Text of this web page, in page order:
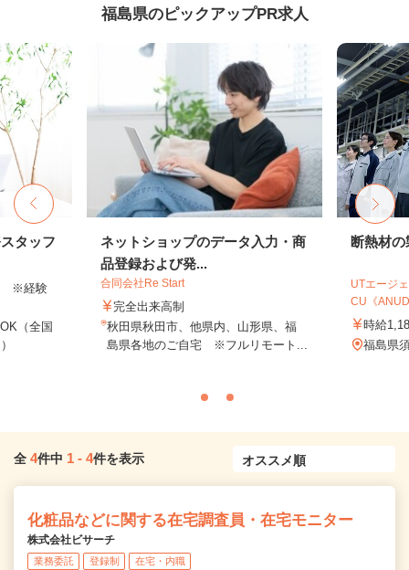
福島県のピックアップPR求人
タッフ
※経験
（全国
ネットショップのデータ入力・商
品登録および発...
合同会社Re Start
完全出来高制
秋田県秋田市、他県内、山形県、福
島県各地のご自宅 ※フルリモート...
断熱材
UTエージ
CU《
時給
福島県
全 4件中 1 - 4件を表示
化粧品などに関する在宅調査員・在宅モニター
株式会社ビサーチ
業務委託 登録制 在宅・内職